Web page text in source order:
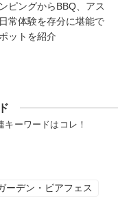
ピングからBBQ、アス
常体験を存分に堪能で
ットを紹介
ーワードはコレ！
ーデン・ビアフェス